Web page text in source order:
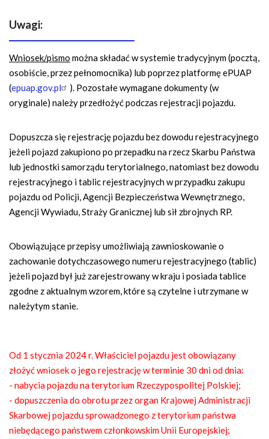
Uwagi:
Wniosek/pismo można składać w systemie tradycyjnym (pocztą,
osobiście, przez pełnomocnika) lub poprzez platformę ePUAP
(epuap.gov.pl
). Pozostałe wymagane dokumenty (w
oryginale) należy przedłożyć podczas rejestracji pojazdu.
Dopuszcza się rejestrację pojazdu bez dowodu rejestracyjnego
jeżeli pojazd zakupiono po przepadku na rzecz Skarbu Państwa
lub jednostki samorządu terytorialnego, natomiast bez dowodu
rejestracyjnego i tablic rejestracyjnych w przypadku zakupu
pojazdu od Policji, Agencji Bezpieczeństwa Wewnętrznego,
Agencji Wywiadu, Straży Granicznej lub sił zbrojnych RP.
Obowiązujące przepisy umożliwiają zawnioskowanie o
zachowanie dotychczasowego numeru rejestracyjnego (tablic)
jeżeli pojazd był już zarejestrowany w kraju i posiada tablice
zgodne z aktualnym wzorem, które są czytelne i utrzymane w
należytym stanie.
Od 1 stycznia 2024 r. Właściciel pojazdu jest obowiązany
złożyć wniosek o jego rejestrację w terminie 30 dni od dnia:
- nabycia pojazdu na terytorium Rzeczypospolitej Polskiej;
- dopuszczenia do obrotu przez organ Krajowej Administracji
Skarbowej pojazdu sprowadzonego z terytorium państwa
niebędącego państwem członkowskim Unii Europejskiej;